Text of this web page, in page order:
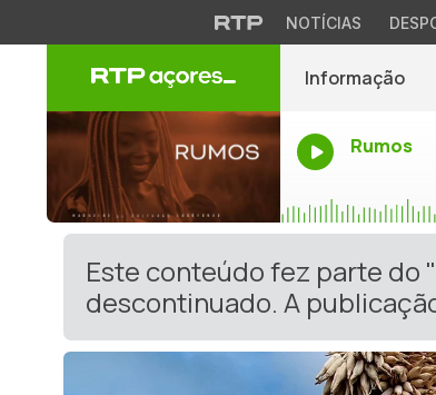
NOTÍCIAS
Informação
Rumos
Este conteúdo fez parte do
descontinuado. A